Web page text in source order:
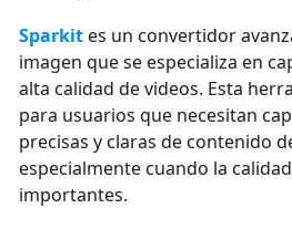
Sparkit es un convertidor
imagen que se especializa en
alta calidad de videos. Esta
para usuarios que necesitan
precisas y claras de contenido
especialmente cuando la
importantes.